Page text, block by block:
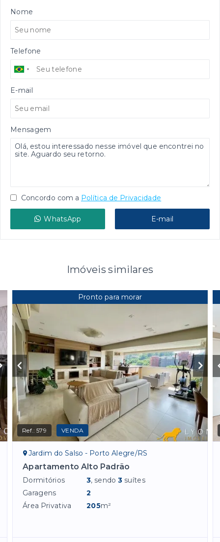
Nome
Telefone
E-mail
Mensagem
Concordo com a Política de Privacidade
WhatsApp E-mail
Imóveis similares
Pronto para morar
Ref.:579 VENDA
Jardim do Salso - Porto Alegre/RS
Apartamento Alto Padrão
Dormitórios 3, sendo3 suítes
Garagens
2
Área Privativa
205m²